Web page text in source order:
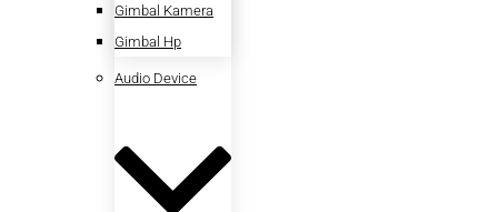
Gimbal Kamera
Gimbal Hp
Audio Device